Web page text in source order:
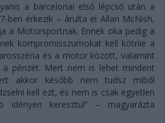
a barcelonai első lépcső után a
ben érkezik – árulta el Allan McNish,
a Motorsportnak. Ennek oka pedig a
kompromisszumokat kell kötnie a
és a motor között, valamint
pénzét. Mert nem is lehet mindent
akkor később nem tudsz miből
kell ezt, és nem is csak egyetlen
idényen keresztül” – magyarázta